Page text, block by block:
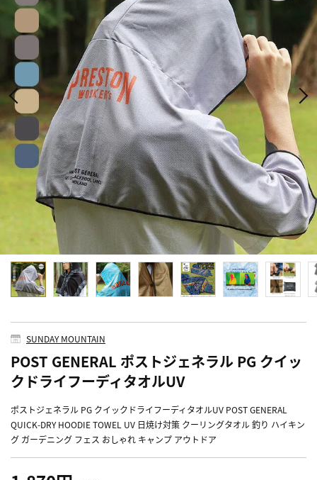
SUNDAY MOUNTAIN
POST GENERAL ポストジェネラル PG クイッ
クドライフーディタオルUV
ポストジェネラル PG クイックドライフーディタオルUV POST GENERAL
QUICK-DRY HOODIE TOWEL UV 日焼け対策 クーリングタオル 釣り ハイキン
グ ガーデニング フェス おしゃれ キャンプ アウトドア